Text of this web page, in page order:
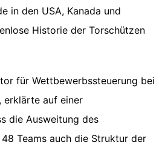
in den USA, Kanada und
Historie der Torschützen
für Wettbewerbssteuerung bei
erklärte auf einer
die Ausweitung des
Teams auch die Struktur der